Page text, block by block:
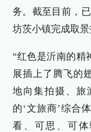
务。截至目前，
坊茨小镇完成取景
“红色是沂南的精
展插上了腾飞的
地向集拍摄、旅
的‘文旅商’综合
看、可思、可